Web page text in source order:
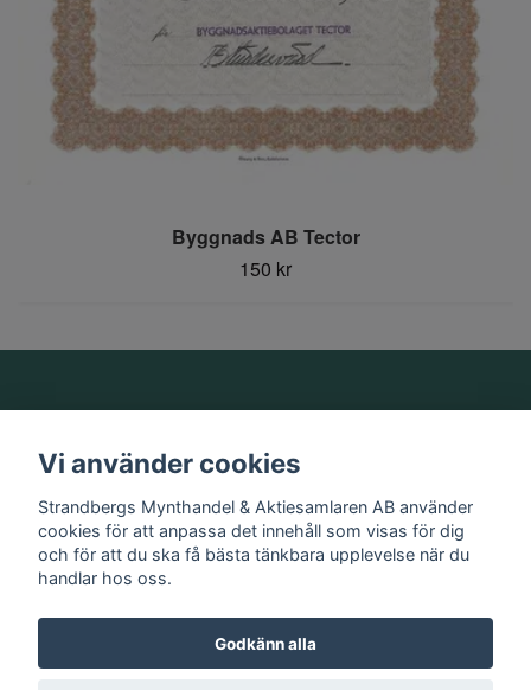
Byggnads AB Tector
150 kr
Information
Sociala medier
Vi använder cookies
Strandbergs Mynthandel & Aktiesamlaren AB använder
cookies för att anpassa det innehåll som visas för dig
och för att du ska få bästa tänkbara upplevelse när du
handlar hos oss.
Godkänn alla